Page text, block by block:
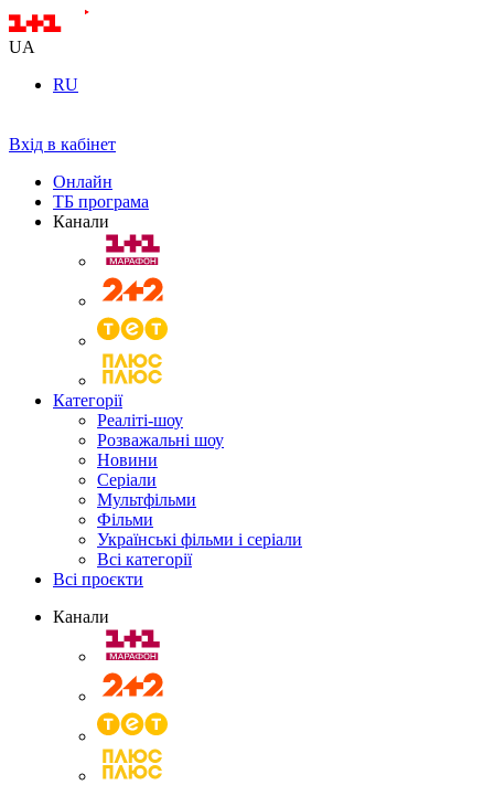
UA
RU
Вхід в кабінет
Онлайн
ТБ програма
Канали
Категорії
Реаліті-шоу
Розважальні шоу
Новини
Серіали
Мультфільми
Фільми
Українські фільми і серіали
Всі категорії
Всі проєкти
Канали